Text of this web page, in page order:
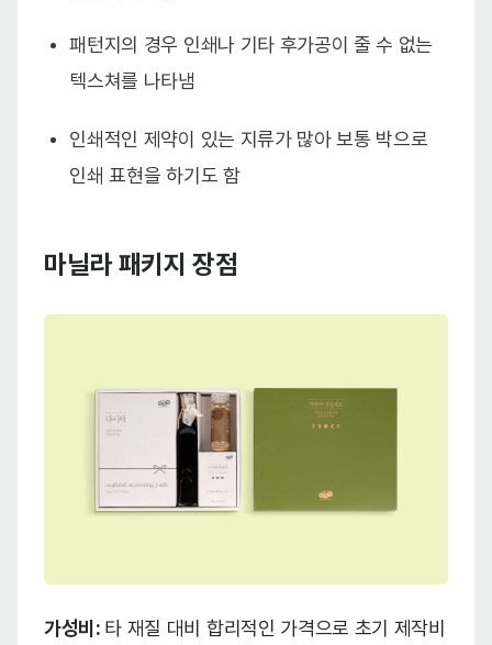
패턴지의 경우 인쇄나 기타 후가공이 줄 수 없는
텍스쳐를 나타냄
인쇄적인 제약이 있는 지류가 많아 보통 박으로
인쇄 표현을 하기도 함
마닐라 패키지 장점
가성비: 타 재질 대비 합리적인 가격으로 초기 제작비